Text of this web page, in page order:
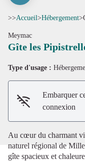
>>Accueil>Hébergement>
Meymac
Gîte les
Type d'usage :
Embarquer
connexion
Au cœur du charmant
naturel régional de
gîte spacieux et